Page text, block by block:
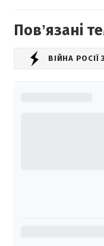
Повʼязані
ВІЙНА РОСІЇ